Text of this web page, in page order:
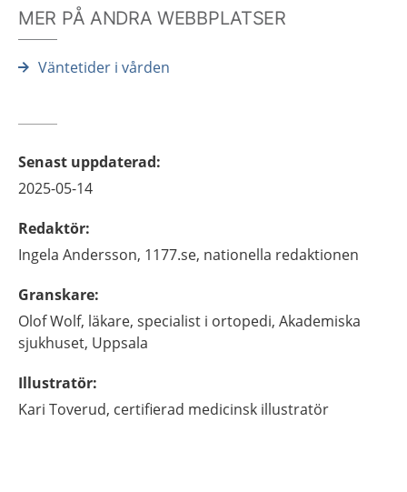
MER PÅ ANDRA WEBBPLATSER
Väntetider i vården
Senast uppdaterad:
2025-05-14
Redaktör:
Ingela Andersson, 1177.se, nationella redaktionen
Granskare:
OlofWolf, läkare, specialist i ortopedi, Akademiska
sjukhuset, Uppsala
Illustratör:
Kari Toverud, certifierad medicinsk illustratör